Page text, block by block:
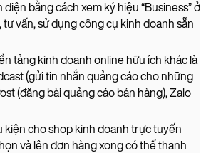
bằng cách xem ký hiệu “Business” ở
vấn, sử dụng công cụ kinh doanh sẵn
tảng kinh doanh online hữu ích khác là
(gửi tin nhắn quảng cáo cho những
(đăng bài quảng cáo bán hàng), Zalo
kiện cho shop kinh doanh trực tuyến
và lên đơn hàng xong có thể thanh